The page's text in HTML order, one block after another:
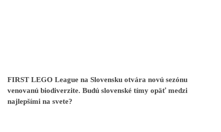
FIRST LEGO League na Slovensku otvára novú sezónu
venovanú biodiverzite. Budú slovenské tímy opäť medzi
najlepšími na svete?